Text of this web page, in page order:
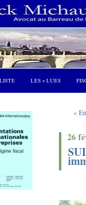
LES + LUES
«
26